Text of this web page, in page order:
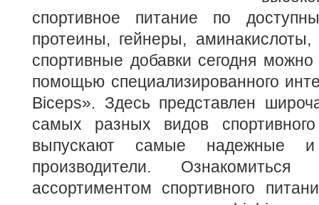
спортивное питание по
протеины, гейнеры,
спортивные добавки сегодня
помощью специализированного
Biceps». Здесь представлен
самых разных видов
выпускают самые надежные и
производители.
ассортиментом спортивного